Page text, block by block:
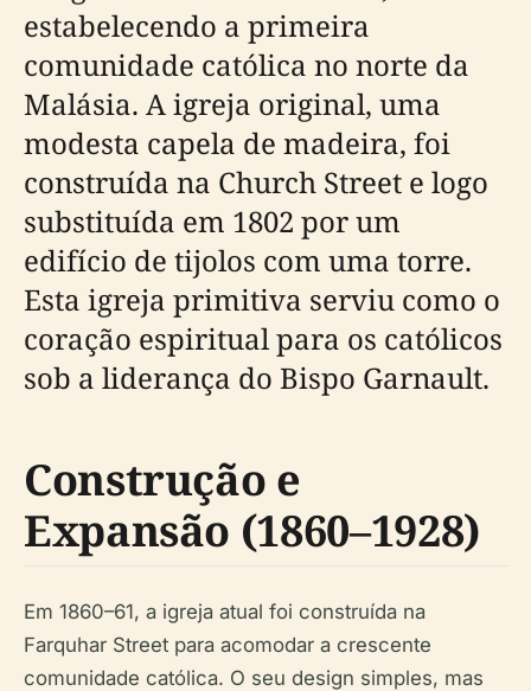
estabelecendo a primeira
comunidade católica no norte da
Malásia. A igreja original, uma
modesta capela de madeira, foi
construída na Church Street e logo
substituída em 1802 por um
edifício de tijolos com uma torre.
Esta igreja primitiva serviu como o
coração espiritual para os católicos
sob a liderança do Bispo Garnault.
Construção e
Expansão (1860–1928)
Em 1860–61, a igreja atual foi construída na
Farquhar Street para acomodar a crescente
comunidade católica. O seu design simples, mas